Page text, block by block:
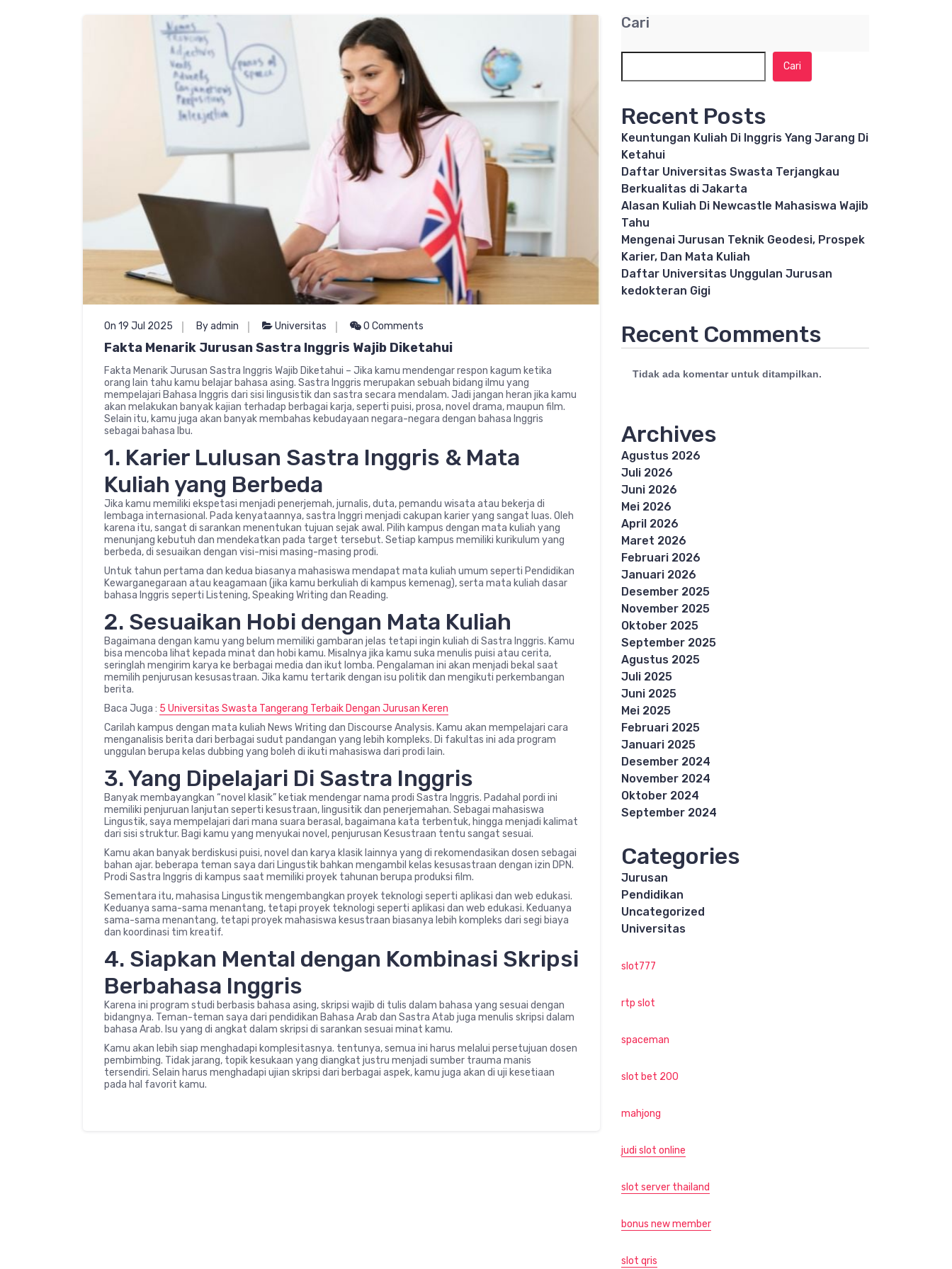
On 19 Jul 2025 By admin Universitas 0 Comments
Fakta Menarik Jurusan Sastra Inggris Wajib Diketahui
Fakta Menarik Jurusan Sastra Inggris Wajib Diketahui – Jika kamu mendengar respon kagum ketika
orang lain tahu kamu belajar bahasa asing. Sastra Inggris merupakan sebuah bidang ilmu yang
mempelajari Bahasa Inggris dari sisi lingusistik dan sastra secara mendalam. Jadi jangan heran jika kamu
akan melakukan banyak kajian terhadap berbagai karja, seperti puisi, prosa, novel drama, maupun film.
Selain itu, kamu juga akan banyak membahas kebudayaan negara-negara dengan bahasa Inggris
sebagai bahasa Ibu.
1. Karier Lulusan Sastra Inggris & Mata
Kuliah yang Berbeda
Jika kamu memiliki ekspetasi menjadi penerjemah, jurnalis, duta, pemandu wisata atau bekerja di
lembaga internasional. Pada kenyataannya, sastra Inggri menjadi cakupan karier yang sangat luas. Oleh
karena itu, sangat di sarankan menentukan tujuan sejak awal. Pilih kampus dengan mata kuliah yang
menunjang kebutuh dan mendekatkan pada target tersebut. Setiap kampus memiliki kurikulum yang
berbeda, di sesuaikan dengan visi-misi masing-masing prodi.
Untuk tahun pertama dan kedua biasanya mahasiswa mendapat mata kuliah umum seperti Pendidikan
Kewarganegaraan atau keagamaan (jika kamu berkuliah di kampus kemenag), serta mata kuliah dasar
bahasa Inggris seperti Listening, Speaking Writing dan Reading.
2. Sesuaikan Hobi dengan Mata Kuliah
Bagaimana dengan kamu yang belum memiliki gambaran jelas tetapi ingin kuliah di Sastra Inggris. Kamu
bisa mencoba lihat kepada minat dan hobi kamu. Misalnya jika kamu suka menulis puisi atau cerita,
seringlah mengirim karya ke berbagai media dan ikut lomba. Pengalaman ini akan menjadi bekal saat
memilih penjurusan kesusastraan. Jika kamu tertarik dengan isu politik dan mengikuti perkembangan
berita.
Baca Juga : 5 Universitas Swasta Tangerang Terbaik Dengan Jurusan Keren
Carilah kampus dengan mata kuliah News Writing dan Discourse Analysis. Kamu akan mempelajari cara
menganalisis berita dari berbagai sudut pandangan yang lebih kompleks. Di fakultas ini ada program
unggulan berupa kelas dubbing yang boleh di ikuti mahasiswa dari prodi lain.
3. Yang Dipelajari Di Sastra Inggris
Banyak membayangkan “novel klasik” ketiak mendengar nama prodi Sastra Inggris. Padahal pordi ini
memiliki penjuruan lanjutan seperti kesustraan, lingusitik dan penerjemahan. Sebagai mahasiswa
Lingustik, saya mempelajari dari mana suara berasal, bagaimana kata terbentuk, hingga menjadi kalimat
dari sisi struktur. Bagi kamu yang menyukai novel, penjurusan Kesustraan tentu sangat sesuai.
Kamu akan banyak berdiskusi puisi, novel dan karya klasik lainnya yang di rekomendasikan dosen sebagai
bahan ajar. beberapa teman saya dari Lingustik bahkan mengambil kelas kesusastraan dengan izin DPN.
Prodi Sastra Inggris di kampus saat memiliki proyek tahunan berupa produksi film.
Sementara itu, mahasisa Lingustik mengembangkan proyek teknologi seperti aplikasi dan web edukasi.
Keduanya sama-sama menantang, tetapi proyek teknologi seperti aplikasi dan web edukasi. Keduanya
sama-sama menantang, tetapi proyek mahasiswa kesustraan biasanya lebih kompleks dari segi biaya
dan koordinasi tim kreatif.
4. Siapkan Mental dengan Kombinasi Skripsi
Berbahasa Inggris
Karena ini program studi berbasis bahasa asing, skripsi wajib di tulis dalam bahasa yang sesuai dengan
bidangnya. Teman-teman saya dari pendidikan Bahasa Arab dan Sastra Atab juga menulis skripsi dalam
bahasa Arab. Isu yang di angkat dalam skripsi di sarankan sesuai minat kamu.
Kamu akan lebih siap menghadapi komplesitasnya. tentunya, semua ini harus melalui persetujuan dosen
pembimbing. Tidak jarang, topik kesukaan yang diangkat justru menjadi sumber trauma manis
tersendiri. Selain harus menghadapi ujian skripsi dari berbagai aspek, kamu juga akan di uji kesetiaan
pada hal favorit kamu.
Cari
Cari
Recent Posts
Keuntungan Kuliah Di Inggris Yang Jarang Di
Ketahui
Daftar Universitas Swasta Terjangkau
Berkualitas di Jakarta
Alasan Kuliah Di Newcastle Mahasiswa Wajib
Tahu
Mengenai Jurusan Teknik Geodesi, Prospek
Karier, Dan Mata Kuliah
Daftar Universitas Unggulan Jurusan
kedokteran Gigi
Recent Comments
Tidak ada komentar untuk ditampilkan.
Archives
Agustus 2026
Juli 2026
Juni 2026
Mei 2026
April 2026
Maret 2026
Februari 2026
Januari 2026
Desember 2025
November 2025
Oktober 2025
September 2025
Agustus 2025
Juli 2025
Juni 2025
Mei 2025
Februari 2025
Januari 2025
Desember 2024
November 2024
Oktober 2024
September 2024
Categories
Jurusan
Pendidikan
Uncategorized
Universitas
slot777
rtp slot
spaceman
slot bet 200
mahjong
judi slot online
slot server thailand
bonus new member
slot qris